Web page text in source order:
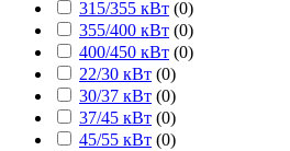
315/355 кВт (0)
355/400 кВт (0)
400/450 кВт (0)
22/30 кВт (0)
30/37 кВт (0)
37/45 кВт (0)
45/55 кВт (0)